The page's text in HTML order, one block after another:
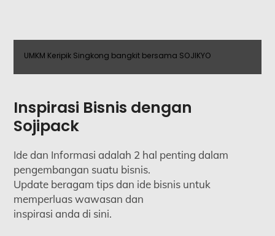
UMKM Keripik Singkong bangkit bersama SOJIKYO
Inspirasi Bisnis dengan
Sojipack
Ide dan Informasi adalah 2 hal penting dalam
pengembangan suatu bisnis.
Update beragam tips dan ide bisnis untuk
memperluas wawasan dan
inspirasi anda di sini.